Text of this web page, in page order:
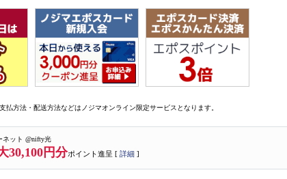
払方法・配送方法などはノジマオンライン限定サービスとなります。
ネット @nifty光
30,100円分ポイント進呈 [ 詳細 ]